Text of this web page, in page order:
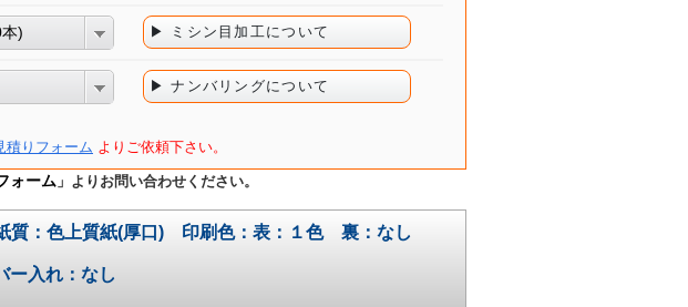
) ▶ ミシン目加工について
▶ ナンバリングについて
積りフォーム よりご依頼下さい。
ォーム 」よりお問い合わせください。
質：色上質紙(厚口) 印刷色：表：１色 裏：なし
ー入れ：なし